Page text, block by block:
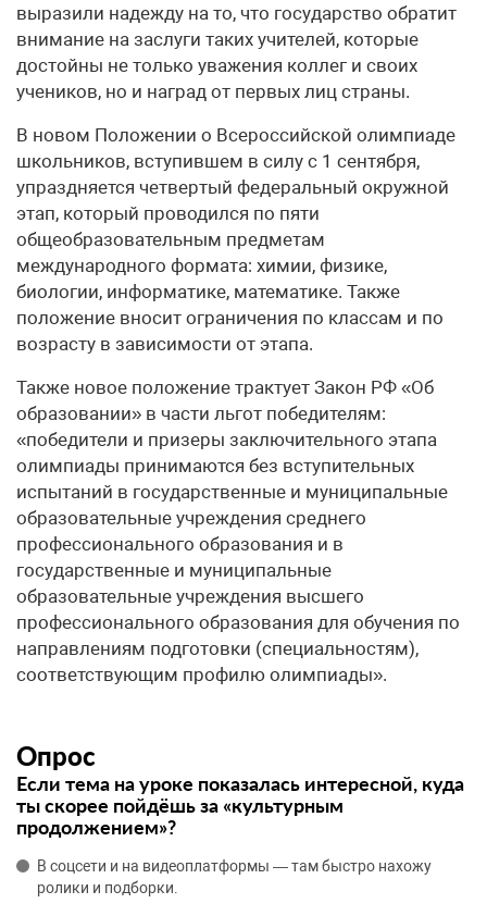
выразили надежду на то, что государство обратит
внимание на заслуги таких учителей, которые
достойны не только уважения коллег и своих
учеников, но и наград от первых лиц страны.
В новом Положении о Всероссийской олимпиаде
школьников, вступившем в силу с 1 сентября,
упраздняется четвертый федеральный окружной
этап, который проводился по пяти
общеобразовательным предметам
международного формата: химии, физике,
биологии, информатике, математике. Также
положение вносит ограничения по классам и по
возрасту в зависимости от этапа.
Также новое положение трактует Закон РФ «Об
образовании» в части льгот победителям:
«победители и призеры заключительного этапа
олимпиады принимаются без вступительных
испытаний в государственные и муниципальные
образовательные учреждения среднего
профессионального образования и в
государственные и муниципальные
образовательные учреждения высшего
профессионального образования для обучения по
направлениям подготовки (специальностям),
соответствующим профилю олимпиады».
Опрос
Если тема на уроке показалась интересной, куда
ты скорее пойдёшь за «культурным
продолжением»?
В соцсети и на видеоплатформы — там быстро нахожу
ролики и подборки.